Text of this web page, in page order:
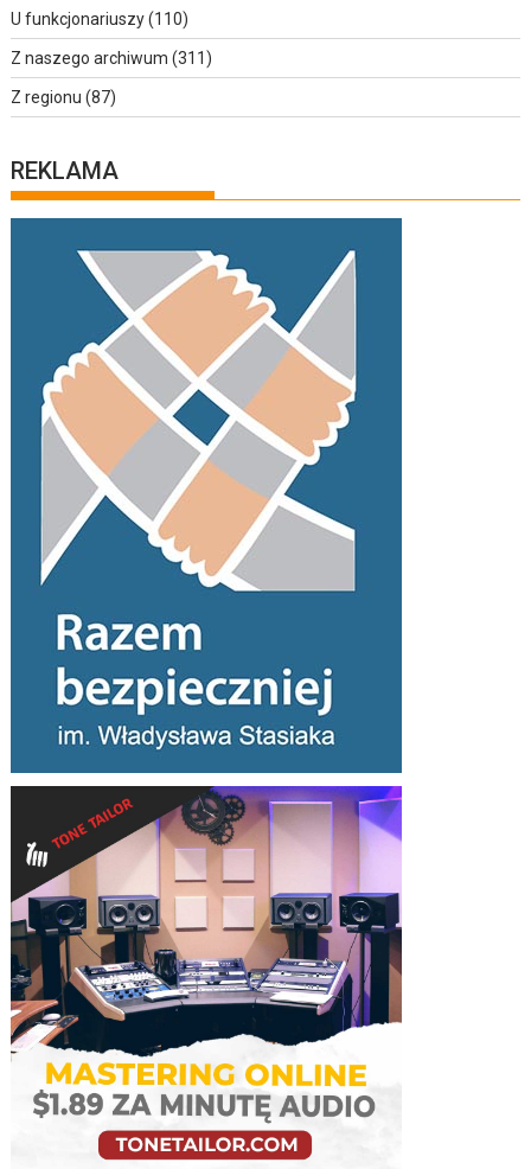
U funkcjonariuszy(110)
Z naszego archiwum (311)
Z regionu (87)
REKLAMA